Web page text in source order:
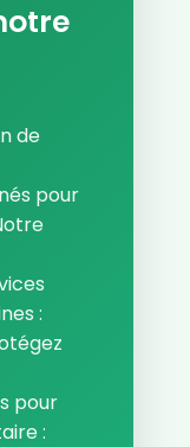
de
pour
:
pour
: